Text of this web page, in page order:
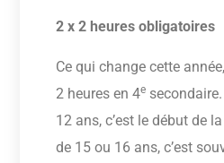
2 x 2 heures obligatoires
Ce qui change cette
2 heures en 4e
12 ans, c’est le début de
de 15 ou 16 ans, c’est